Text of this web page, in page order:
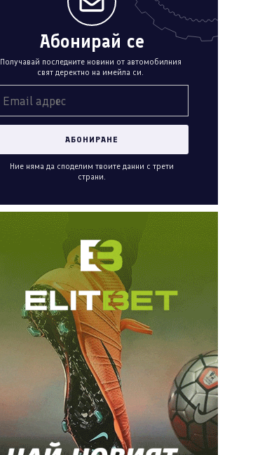
Абонирай се
Получавай последните новини от автомобилния
свят деректно на имейла си.
Ние няма да споделим твоите данни с трети
страни.